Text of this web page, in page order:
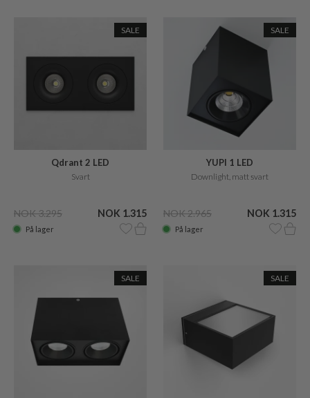
SALE
Qdrant 2 LED
Svart
NOK 3.295 NOK 1.315
På lager
SALE
YUPI 1 LED
Downlight, matt svart
NOK 2.965 NOK 1.315
På lager
SALE SALE